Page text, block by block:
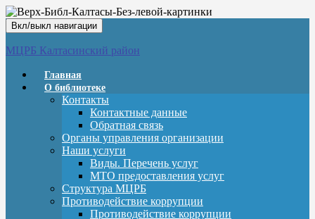
Вкл/выкл навигации
МЦРБ Калтасинский район
Главная
О библиотеке
Контакты
Контактные данные
Обратная связь
Органы управления организации
Наши услуги
Виды. Перечень услуг
МТО предоставления услуг
Структура МЦРБ
Противодействие коррупции
Противодействие коррупции